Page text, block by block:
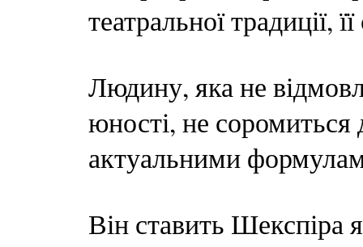
театральної традиції,
Людину, яка не
юності, не соромиться
актуальними
Він ставить Шекспіра